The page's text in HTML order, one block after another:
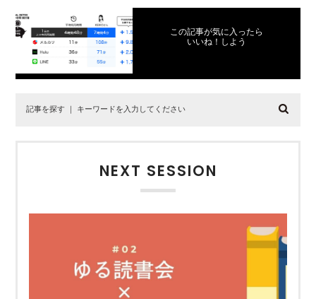
この記事が気に入ったら
いいね！しよう
NEXT SESSION